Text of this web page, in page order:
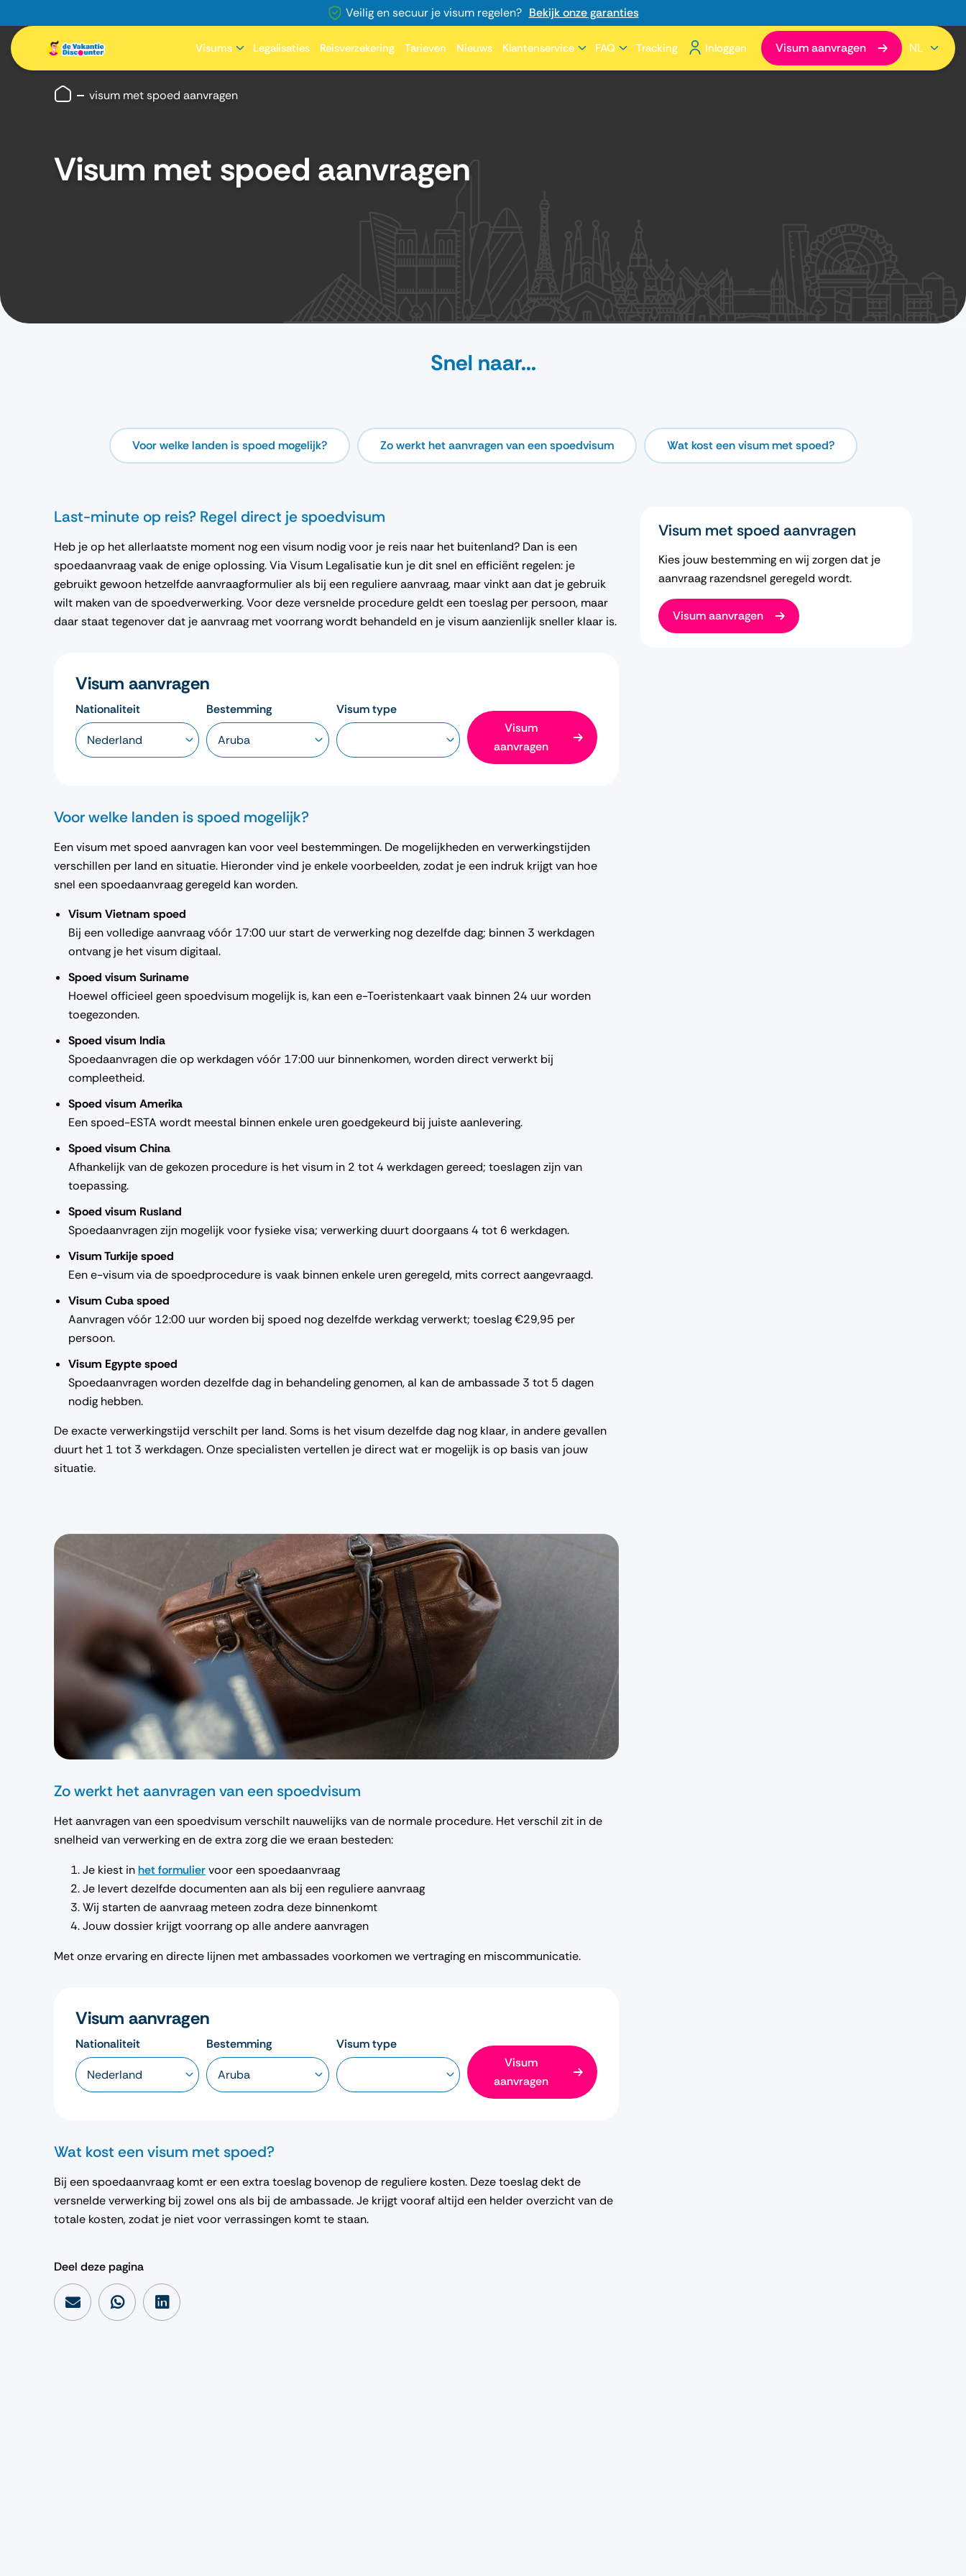
Veilig en secuur je visum regelen? Bekijk onze garanties
Visums Legalisaties Reisverzekering Tarieven Nieuws Klantenservice FAQ Tracking Inloggen Visum aanvragen NL
visum met spoed aanvragen
Visum met spoed aanvragen
Snel naar...
Voor welke landen is spoed mogelijk? Zo werkt het aanvragen van een spoedvisum Wat kost een visum met spoed?
Visum met spoed aanvragen
Kies jouw bestemming en wij zorgen dat je
aanvraag razendsnel geregeld wordt.
Visum aanvragen
Last-minute op reis? Regel direct je spoedvisum
Heb je op het allerlaatste moment nog een visum nodig voor je reis naar het buitenland? Dan is een
spoedaanvraag vaak de enige oplossing. Via Visum Legalisatie kun je dit snel en efficiënt regelen: je
gebruikt gewoon hetzelfde aanvraagformulier als bij een reguliere aanvraag, maar vinkt aan dat je gebruik
wilt maken van de spoedverwerking. Voor deze versnelde procedure geldt een toeslag per persoon, maar
daar staat tegenover dat je aanvraag met voorrang wordt behandeld en je visum aanzienlijk sneller klaar is.
Visum aanvragen
Nationaliteit Bestemming
Visum type
Visum
aanvragen
Voor welke landen is spoed mogelijk?
Een visum met spoed aanvragen kan voor veel bestemmingen. De mogelijkheden en verwerkingstijden
verschillen per land en situatie. Hieronder vind je enkele voorbeelden, zodat je een indruk krijgt van hoe
snel een spoedaanvraag geregeld kan worden.
Visum Vietnam spoed
Bij een volledige aanvraag vóór 17:00 uur start de verwerking nog dezelfde dag; binnen 3 werkdagen
ontvang je het visum digitaal.
Spoed visum Suriname
Hoewel officieel geen spoedvisum mogelijk is, kan een e-Toeristenkaart vaak binnen 24 uur worden
toegezonden.
Spoed visum India
Spoedaanvragen die op werkdagen vóór 17:00 uur binnenkomen, worden direct verwerkt bij
compleetheid.
Spoed visum Amerika
Een spoed-ESTA wordt meestal binnen enkele uren goedgekeurd bij juiste aanlevering.
Spoed visum China
Afhankelijk van de gekozen procedure is het visum in 2 tot 4 werkdagen gereed; toeslagen zijn van
toepassing.
Spoed visum Rusland
Spoedaanvragen zijn mogelijk voor fysieke visa; verwerking duurt doorgaans 4 tot 6 werkdagen.
Visum Turkije spoed
Een e-visum via de spoedprocedure is vaak binnen enkele uren geregeld, mits correct aangevraagd.
Visum Cuba spoed
Aanvragen vóór 12:00 uur worden bij spoed nog dezelfde werkdag verwerkt; toeslag €29,95 per
persoon.
Visum Egypte spoed
Spoedaanvragen worden dezelfde dag in behandeling genomen, al kan de ambassade 3 tot 5 dagen
nodig hebben.
De exacte verwerkingstijd verschilt per land. Soms is het visum dezelfde dag nog klaar, in andere gevallen
duurt het 1 tot 3 werkdagen. Onze specialisten vertellen je direct wat er mogelijk is op basis van jouw
situatie.
Zo werkt het aanvragen van een spoedvisum
Het aanvragen van een spoedvisum verschilt nauwelijks van de normale procedure. Het verschil zit in de
snelheid van verwerking en de extra zorg die we eraan besteden:
Je kiest inhet formuliervoor een spoedaanvraag
Je levert dezelfde documenten aan als bij een reguliere aanvraag
Wij starten de aanvraag meteen zodra deze binnenkomt
Jouw dossier krijgt voorrang op alle andere aanvragen
Met onze ervaring en directe lijnen met ambassades voorkomen we vertraging en miscommunicatie.
Visum aanvragen
Nationaliteit Bestemming
Visum type
Visum
aanvragen
Wat kost een visum met spoed?
Bij een spoedaanvraag komt er een extra toeslag bovenop de reguliere kosten. Deze toeslag dekt de
versnelde verwerking bij zowel ons als bij de ambassade. Je krijgt vooraf altijd een helder overzicht van de
totale kosten, zodat je niet voor verrassingen komt te staan.
Deel deze pagina